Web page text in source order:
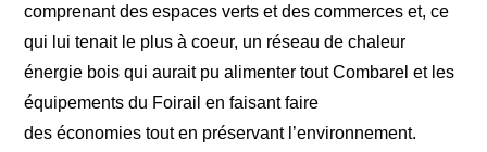
comprenant des espaces verts et des commerces et, ce
qui lui tenait le plus à coeur, un réseau de chaleur
énergie bois qui aurait pu alimenter tout Combarel et les
équipements du Foirail en faisant faire
des économies tout en préservant l’environnement.